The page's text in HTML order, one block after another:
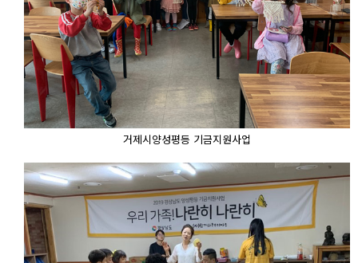
거제시양성평등 기금지원사업